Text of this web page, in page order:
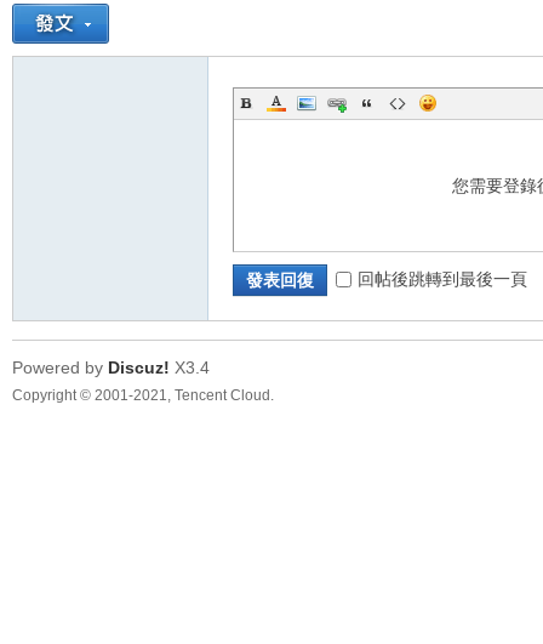
您需要登
發表回復 回帖後跳轉到最後一頁
Powered by Discuz! X3.4
Copyright © 2001-2021, Tencent Cloud.